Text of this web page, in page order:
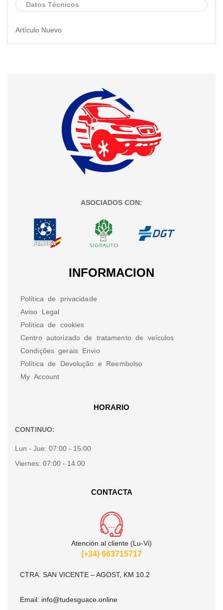
Datos Técnicos
Artículo Nuevo
ASOCIADOS CON:
INFORMACION
Política de privacidade
Aviso Legal
Política de cookies
Centro autorizado de tratamento de veículos
Condições gerais Envio
Política de Devolução e Reembolso
My Account
HORARIO
CONTINUO:
Lun - Jue: 07:00 - 15:00
Viernes: 07:00 - 14:00
CONTACTA
Atención al cliente (Lu-Vi)
(+34) 663715717
CTRA. SAN VICENTE – AGOST, KM 10.2
Email: info@tudesguace.online